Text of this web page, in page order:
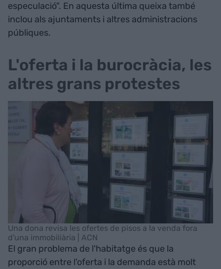
especulació". En aquesta última queixa també
inclou als ajuntaments i altres administracions
públiques.
L'oferta i la burocràcia, les
altres grans protestes
Una dona revisa les ofertes de pisos a la venda fora
d'una immobiliària | ACN
El gran problema de l'habitatge és que la
proporció entre l'oferta i la demanda està molt